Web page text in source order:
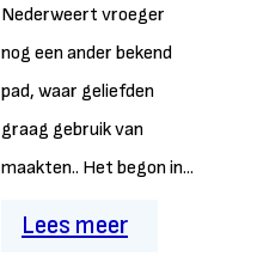
Nederweert vroeger
nog een ander bekend
pad, waar geliefden
graag gebruik van
maakten.. Het begon in...
Lees meer